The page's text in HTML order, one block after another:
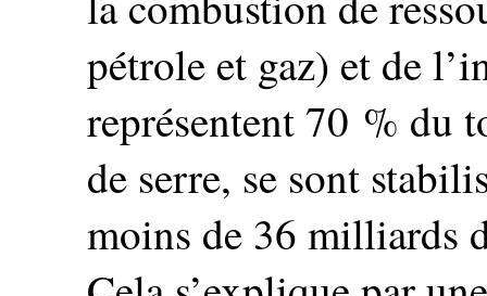
pétrole et gaz) et de
représentent 70 % du
de serre, se sont
moins de 36 milliards